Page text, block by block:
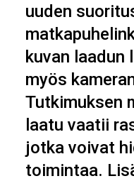
uuden
kuvan laadun
myös
Tutkimuksen
laatu vaatii
jotka voivat
toimintaa.